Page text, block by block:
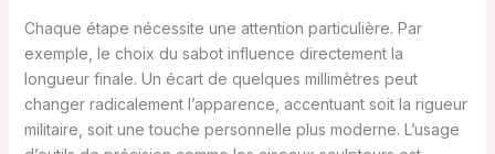
Chaque étape nécessite une attention particulière. Par
exemple, le choix du sabot influence directement la
longueur finale. Un écart de quelques millimètres peut
changer radicalement l’apparence, accentuant soit la rigueur
militaire, soit une touche personnelle plus moderne. L’usage